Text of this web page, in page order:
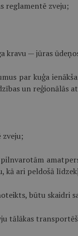
reglamentē zveju;
kravu — jūras
par kuģa
un
zveju;
kā ari peldošā
būtu skaidri
tālākas